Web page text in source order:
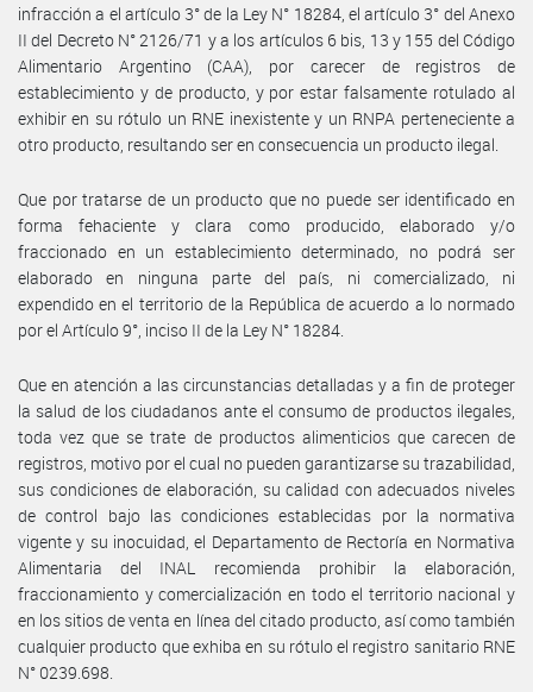
infracción a el artículo 3° de la Ley N° 18284, el artículo 3° del Anexo
II del Decreto N° 2126/71 y a los artículos 6 bis, 13 y 155 del Código
Alimentario Argentino (CAA), por carecer de registros de
establecimiento y de producto, y por estar falsamente rotulado al
exhibir en su rótulo un RNE inexistente y un RNPA perteneciente a
otro producto, resultando ser en consecuencia un producto ilegal.
Que por tratarse de un producto que no puede ser identificado en
forma fehaciente y clara como producido, elaborado y/o
fraccionado en un establecimiento determinado, no podrá ser
elaborado en ninguna parte del país, ni comercializado, ni
expendido en el territorio de la República de acuerdo a lo normado
por el Artículo 9°, inciso II de la Ley N° 18284.
Que en atención a las circunstancias detalladas y a fin de proteger
la salud de los ciudadanos ante el consumo de productos ilegales,
toda vez que se trate de productos alimenticios que carecen de
registros, motivo por el cual no pueden garantizarse su trazabilidad,
sus condiciones de elaboración, su calidad con adecuados niveles
de control bajo las condiciones establecidas por la normativa
vigente y su inocuidad, el Departamento de Rectoría en Normativa
Alimentaria del INAL recomienda prohibir la elaboración,
fraccionamiento y comercialización en todo el territorio nacional y
en los sitios de venta en línea del citado producto, así como también
cualquier producto que exhiba en su rótulo el registro sanitario RNE
N° 0239.698.